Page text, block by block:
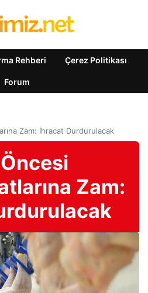
Rehberi Çerez Politikası
Forum
Zam: İhracat Durdurulacak
Zam: